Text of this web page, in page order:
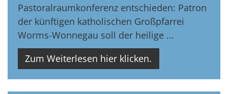
Pastoralraumkonferenz entschieden: Patron
der künftigen katholischen Großpfarrei
Worms-Wonnegau soll der heilige ...
Zum Weiterlesen hier klicken.